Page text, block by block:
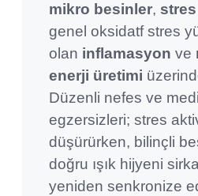
mikro besinler,
genel oksidatf stres
olan inflamasyon ve
enerji üretimi
Düzenli nefes ve
egzersizleri; stres
düşürürken, bilinçli
doğru ışık hijyeni
yeniden senkronize